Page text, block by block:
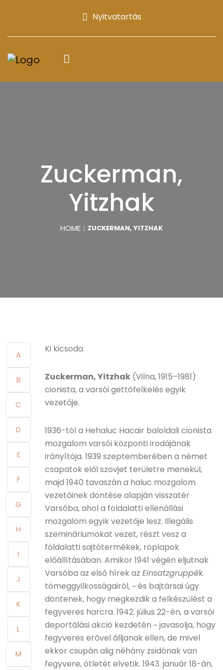
Nyitvatartás
Zuckerman,
Yitzhak
HOME ZUCKERMAN, YITZHAK
A
B
C
D
E
F
G
H
I
J
K
L
M
Ki kicsoda
Zuckerman, Yitzhak(Vilna, 1915–1981)
cionista, a varsói gettófelkelés egyik
vezetője.
1936-tól a Hehaluc Hacair baloldali cionista
mozgalom varsói központi irodájának
irányítója. 1939 szeptemberében a német
csapatok elől szovjet területre menekül,
majd 1940 tavaszán a haluc mozgalom
vezetőinek döntése alapján visszatér
Varsóba, ahol a földalatti ellenállási
mozgalom egyik vezetője lesz. Illegális
szemináriumokat vezet, részt vesz a
földalatti sajtótermékek, röplapok
előállításában. Amikor 1941 végén eljutnak
Varsóba az első hírek az Einsatzgruppék
tömeggyilkosságairól, ~ és bajtársai úgy
döntenek, hogy megkezdik a felkészülést a
fegyveres harcra. 1942. július 22-én, a varsói
deportálási akció kezdetén ~ javasolja, hogy
fegyveres erővel álljanak ellen, de mivel
ekkor csupán alig néhány zsidónak van
fegyvere, ötletét elvetik. 1943. január 18-án,